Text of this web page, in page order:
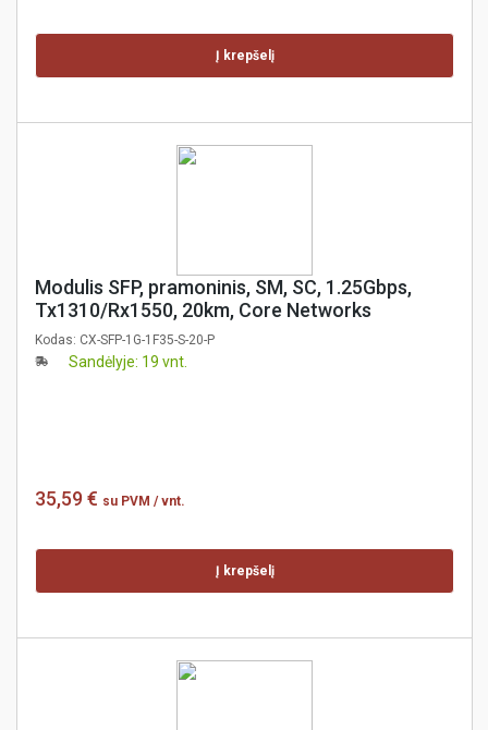
Į krepšelį
Modulis SFP, pramoninis, SM, SC, 1.25Gbps,
Tx1310/Rx1550, 20km, Core Networks
Kodas: CX-SFP-1G-1F35-S-20-P
Sandėlyje: 19 vnt.
35,59 € su PVM / vnt.
Į krepšelį